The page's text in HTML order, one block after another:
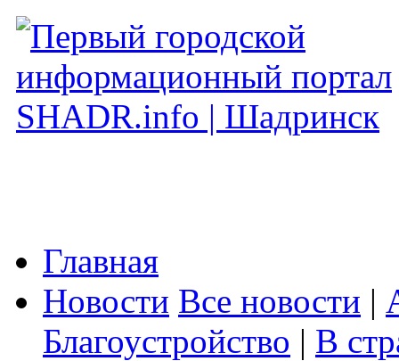
Главная
Новости Все новости |
Благоустройство | В